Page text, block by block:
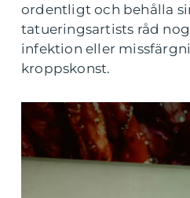
ordentligt och behålla
tatueringsartists råd
infektion eller
kroppskonst.